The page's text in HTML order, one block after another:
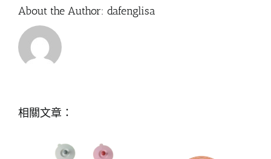
About the Author: dafenglisa
相關文章：